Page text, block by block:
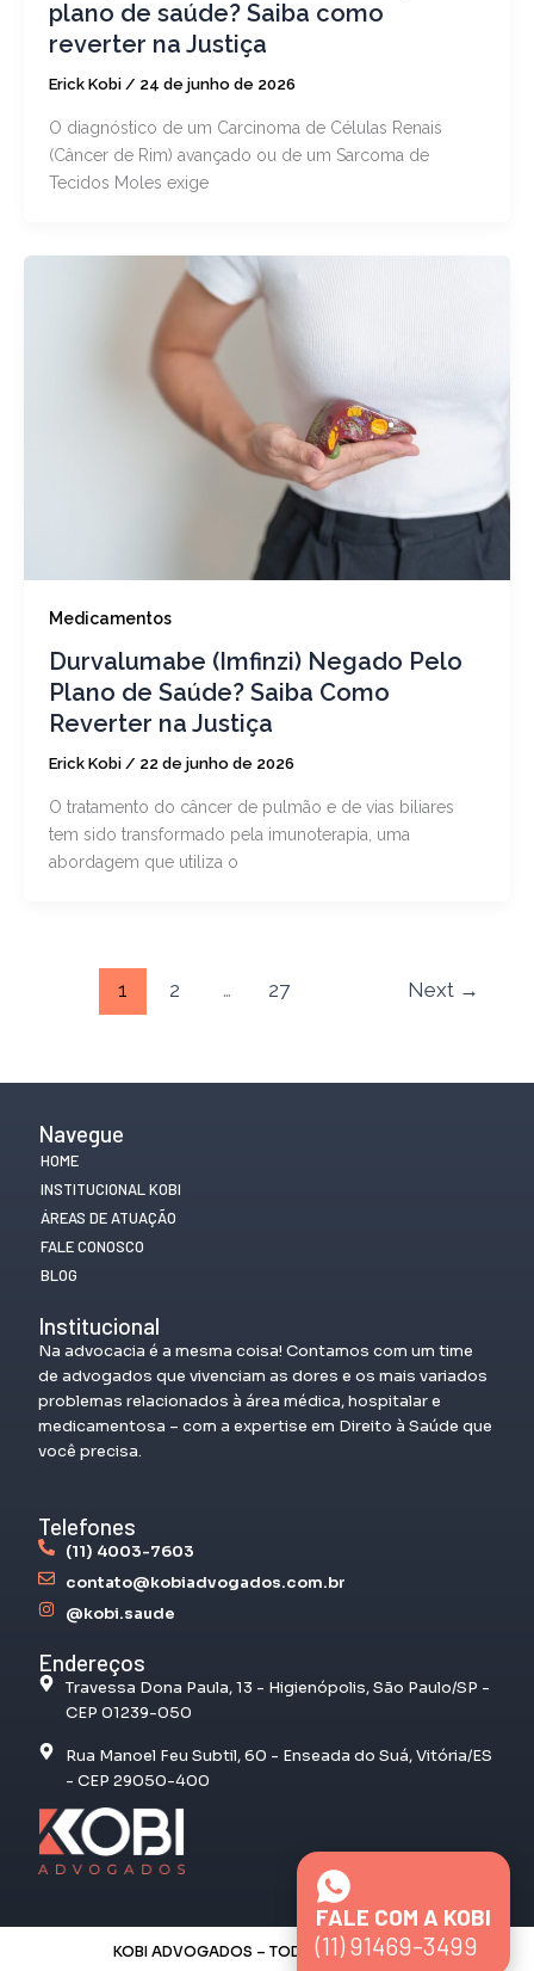
plano de saúde? Saiba como
reverter na Justiça
Erick Kobi / 24 de junho de 2026
O diagnóstico de um Carcinoma de Células Renais
(Câncer de Rim) avançado ou de um Sarcoma de
Tecidos Moles exige
Medicamentos
Durvalumabe (Imfinzi) Negado Pelo
Plano de Saúde? Saiba Como
Reverter na Justiça
Erick Kobi / 22 de junho de 2026
O tratamento do câncer de pulmão e de vias biliares
tem sido transformado pela imunoterapia, uma
abordagem que utiliza o
1 2 … 27 Next →
Navegue
HOME
INSTITUCIONAL KOBI
ÁREAS DE ATUAÇÃO
FALE CONOSCO
BLOG
Institucional
Na advocacia é a mesma coisa! Contamos com um time
de advogados que vivenciam as dores e os mais variados
problemas relacionados à área médica, hospitalar e
medicamentosa – com a expertise em Direito à Saúde que
você precisa.
Telefones
(11) 4003-7603
contato@kobiadvogados.com.br
@kobi.saude
Endereços
Travessa Dona Paula, 13 - Higienópolis, São Paulo/SP -
CEP 01239-050
Rua Manoel Feu Subtil, 60 - Enseada do Suá, Vitória/ES
- CEP 29050-400
FALE COM A KOBI
(11) 91469-3499
KOBI ADVOGADOS – TODOS OS DIREITOS